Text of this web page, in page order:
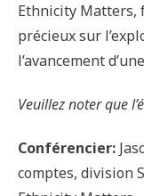
Ethnicity Matters,
précieux sur
l’avancement
Veuillez noter que
Conférencier:
comptes, division